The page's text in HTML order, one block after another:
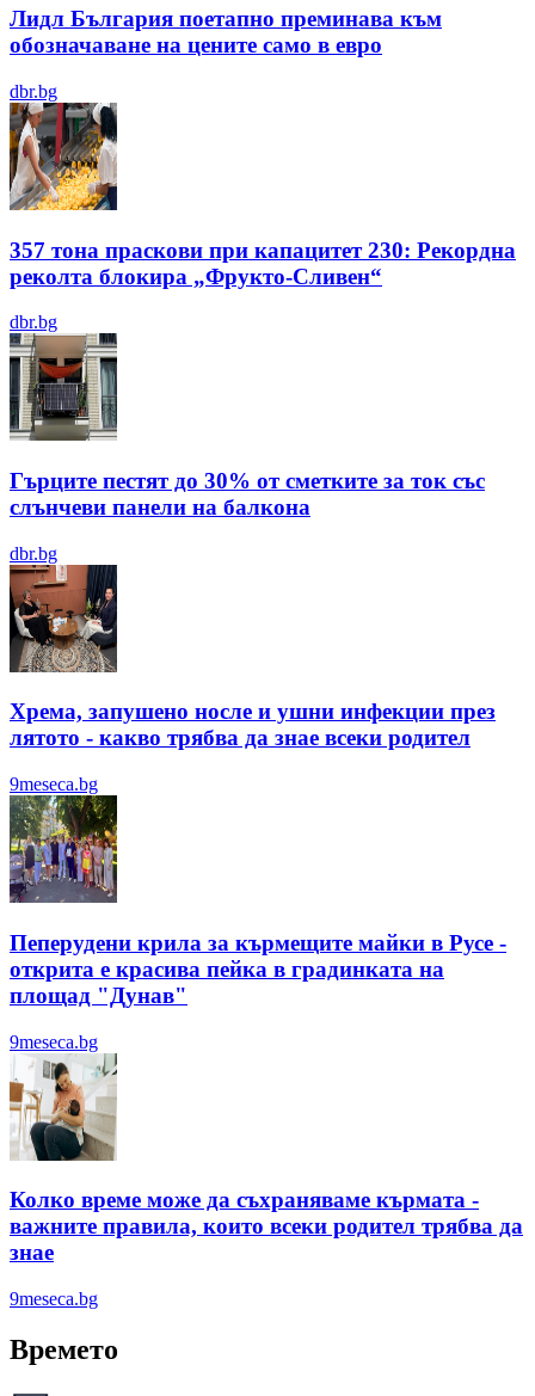
Лидл България поетапно преминава към
обозначаване на цените само в евро
dbr.bg
357 тона праскови при капацитет 230: Рекордна
реколта блокира „Фрукто-Сливен“
dbr.bg
Гърците пестят до 30% от сметките за ток със
слънчеви панели на балкона
dbr.bg
Хрема, запушено носле и ушни инфекции през
лятотo - какво трябва да знае всеки родител
9meseca.bg
Пеперудени крила за кърмещите майки в Русе -
открита е красива пейка в градинката на
площад "Дунав"
9meseca.bg
Колко време може да съхраняваме кърмата -
важните правила, които всеки родител трябва да
знае
9meseca.bg
Времето